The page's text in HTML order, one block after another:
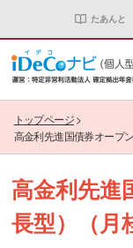
たあんと
トップページ>
高金利先進国債券オープ
高金利先進
長型）（月